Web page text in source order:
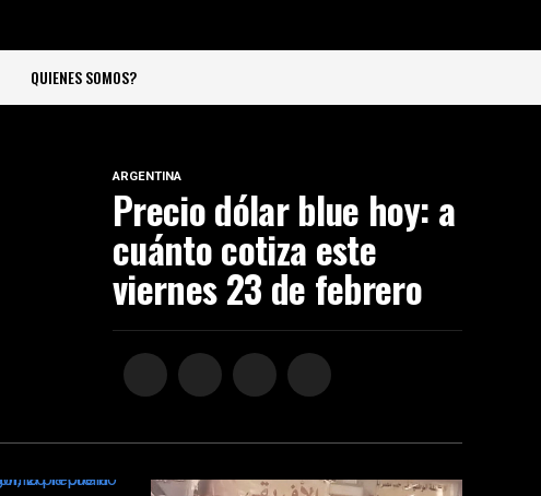
QUIENES SOMOS?
ARGENTINA
Precio dólar blue hoy: a
cuánto cotiza este
viernes 23 de febrero